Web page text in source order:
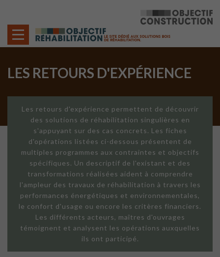
LES RETOURS D'EXPÉRIENCE
Les retours d'expérience permettent de découvrir
des solutions de réhabilitation singulières en
s'appuyant sur des cas concrets. Les fiches
d'opérations listées ci-dessous présentent de
multiples programmes aux contraintes et objectifs
spécifiques. Un descriptif de l'existant et des
transformations réalisées aident à comprendre
l'ampleur des travaux de réhabilitation à travers les
performances énergétiques et environnementales,
le confort d'usage ou encore les critères financiers.
Les différents acteurs, maîtres d'ouvrages
témoignent et analysent les opérations auxquelles
ils ont participé.